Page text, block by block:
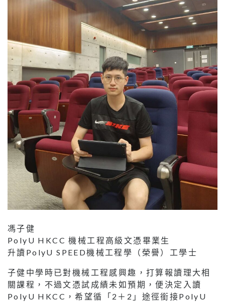
馮子健
PolyU HKCC 機械工程高級文憑畢業生
升讀PolyU SPEED機械工程學（榮譽）工學士
子健中學時已對機械工程感興趣，打算報讀理大相
關課程，不過文憑試成績未如預期，便決定入讀
PolyU HKCC，希望循「2＋2」途徑銜接PolyU